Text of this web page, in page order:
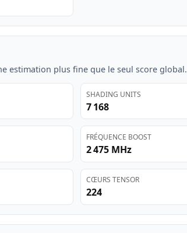
estimation plus fine que le seul score global.
SHADING UNITS
7 168
FRÉQUENCE BOOST
2 475 MHz
CŒURS TENSOR
224